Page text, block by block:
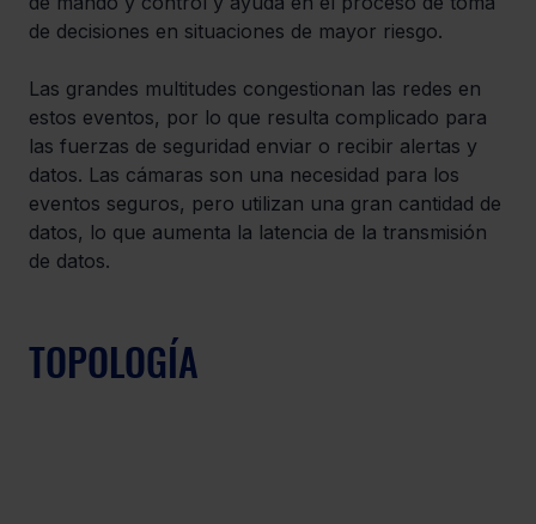
de decisiones en situaciones de mayor riesgo.
Las grandes multitudes congestionan las redes en
estos eventos, por lo que resulta complicado para
las fuerzas de seguridad enviar o recibir alertas y
datos. Las cámaras son una necesidad para los
eventos seguros, pero utilizan una gran cantidad de
datos, lo que aumenta la latencia de la transmisión
de datos.
TOPOLOGÍA